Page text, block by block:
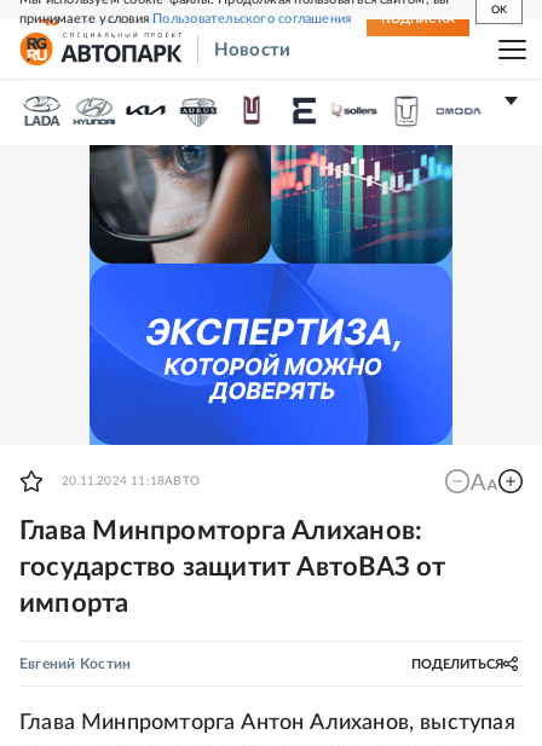
принимаете условияПользовательского соглашения
OK
СВЕЖИЙ НОМЕР ПОДПИСКА
Новости
20.11.2024 11:18АВТО
Глава Минпромторга Алиханов:
государство защитит АвтоВАЗ от
импорта
Евгений Костин ПОДЕЛИТЬСЯ
Глава Минпромторга Антон Алиханов, выступая